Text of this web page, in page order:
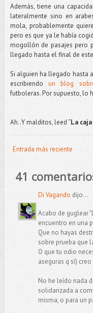
Además, tiene una
lateralmente sino en
mola, probablemente
pero es que ya le había
mogollón de pasajes pero
llegado hasta el final de
Si alguien ha llegado hasta
escribiendoun blog
futboleras. Por supuesto, lo
Ah..Y malditos, leed “La
Entrada más reciente
41
Di Vagando dijo...
Acabo de guglear
encuentro en una
Que no hayas
sobre prueba que
O que tu odio
aseguras q sí)
No he leído nada
solidarizada a
misma, o para un